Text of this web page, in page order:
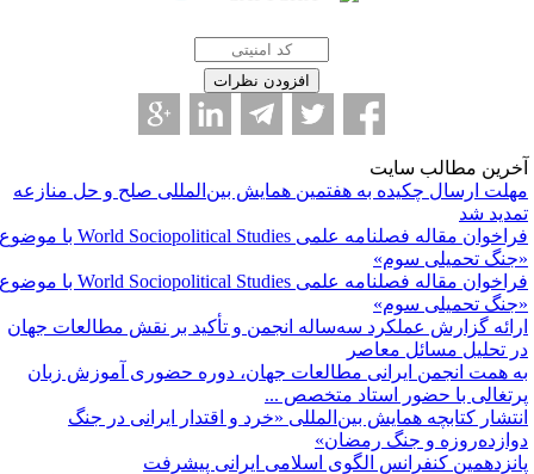
مطالب سایت
ارسال چکیده به هفتمین همایش بین‌المللی صلح و حل منازعه
شد
فراخوان مقاله فصلنامه علمی World Sociopolitical Studies با موضوع
تحمیلی سوم»
فراخوان مقاله فصلنامه علمی World Sociopolitical Studies با موضوع
تحمیلی سوم»
گزارش عملکرد سه‌ساله انجمن و تأکید بر نقش مطالعات جهان
تحلیل مسائل معاصر
همت انجمن ایرانی مطالعات جهان، دوره حضوری آموزش زبان
با حضور استاد متخصص ...
کتابچه همایش بین‌المللی «خرد و اقتدار ایرانی در جنگ
و جنگ رمضان»
کنفرانس الگوی اسلامی ایرانی پیشرفت